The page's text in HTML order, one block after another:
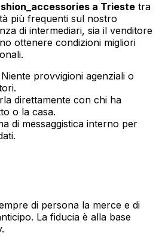
a Trieste tra
più frequenti sul nostro
di intermediari, sia il venditore
ottenere condizioni migliori
Niente provvigioni agenziali o
direttamente con chi ha
o la casa.
di messaggistica interno per
di persona la merce e di
La fiducia è alla base